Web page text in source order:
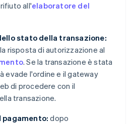
all'elaboratore del
stato della transazione:
risposta di autorizzazione al
. Se la transazione è stata
evade l'ordine e il gateway
di procedere con il
transazione.
pagamento:dopo